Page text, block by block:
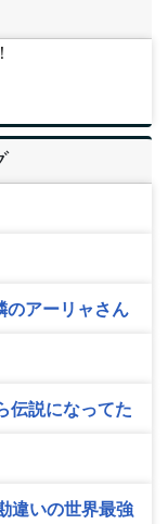
のアーリャさん
伝説になってた
違いの世界最強